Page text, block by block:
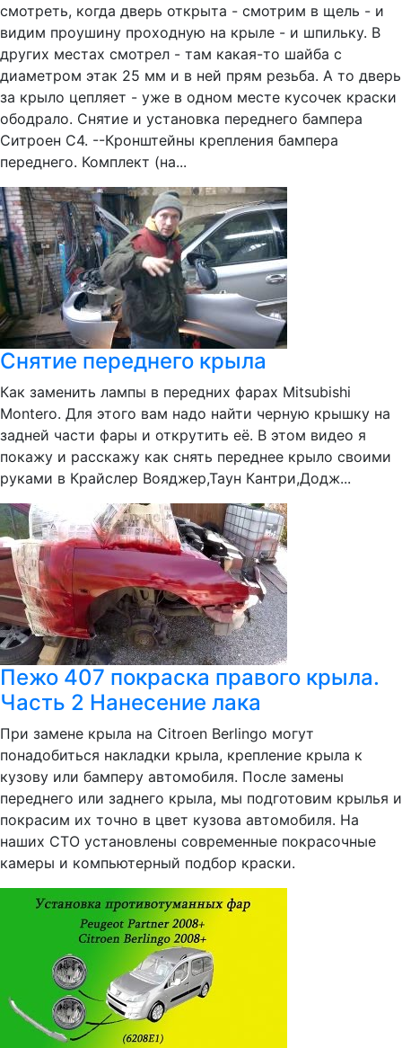
смотреть, когда дверь открыта - смотрим в щель - и
видим проушину проходную на крыле - и шпильку. В
других местах смотрел - там какая-то шайба с
диаметром этак 25 мм и в ней прям резьба. А то дверь
за крыло цепляет - уже в одном месте кусочек краски
ободрало. Снятие и установка переднего бампера
Ситроен С4. --Кронштейны крепления бампера
переднего. Комплект (на...
Снятие переднего крыла
Как заменить лампы в передних фарах Mitsubishi
Montero. Для этого вам надо найти черную крышку на
задней части фары и открутить её. В этом видео я
покажу и расскажу как снять переднее крыло своими
руками в Крайслер Вояджер,Таун Кантри,Додж...
Пежо 407 покраска правого крыла.
Часть 2 Нанесение лака
При замене крыла на Citroen Berlingo могут
понадобиться накладки крыла, крепление крыла к
кузову или бамперу автомобиля. После замены
переднего или заднего крыла, мы подготовим крылья и
покрасим их точно в цвет кузова автомобиля. На
наших СТО установлены современные покрасочные
камеры и компьютерный подбор краски.